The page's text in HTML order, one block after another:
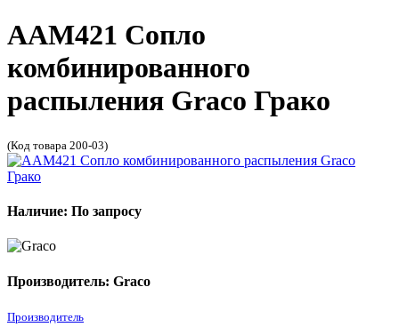
AAM421 Сопло
комбинированного
распыления Graco Грако
(Код товара 200-03)
Наличие: По запросу
Производитель: Graco
Производитель